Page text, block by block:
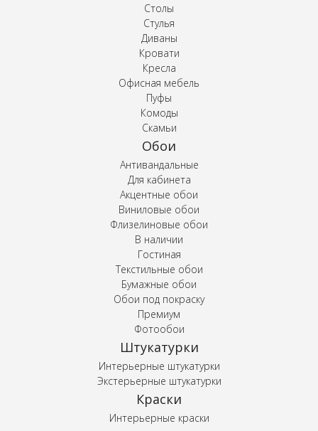
Столы
Стулья
Диваны
Кровати
Кресла
Офисная мебель
Пуфы
Комоды
Скамьи
Обои
Антивандальные
Для кабинета
Акцентные обои
Виниловые обои
Флизелиновые обои
В наличии
Гостиная
Текстильные обои
Бумажные обои
Обои под покраску
Премиум
Фотообои
Штукатурки
Интерьерные штукатурки
Экстерьерные штукатурки
Краски
Интерьерные краски